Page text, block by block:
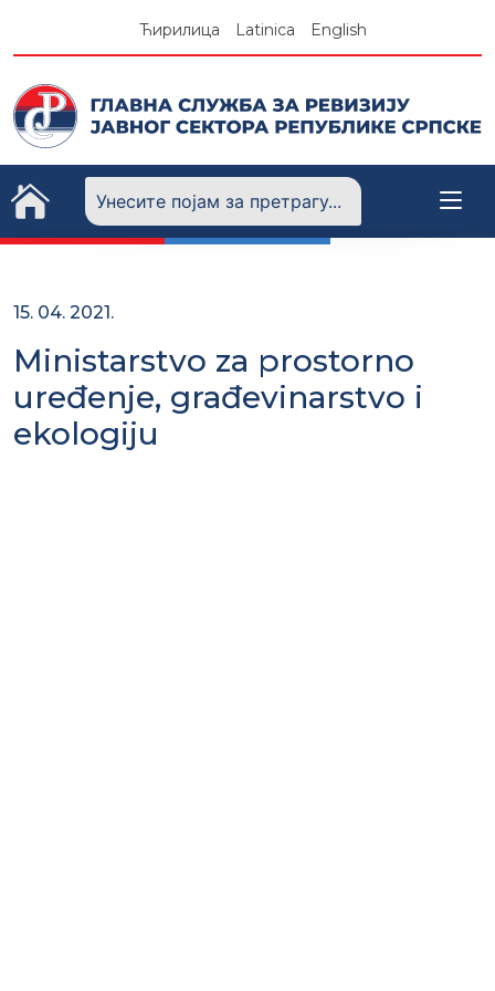
Ћирилица Latinica English
15. 04. 2021.
Ministarstvo za prostorno
uređenje, građevinarstvo i
ekologiju